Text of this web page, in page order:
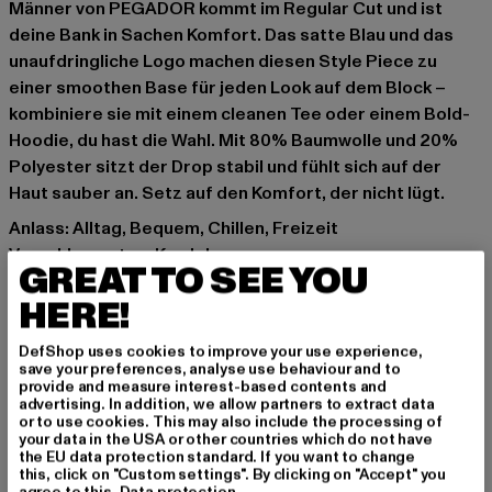
Männer von PEGADOR kommt im Regular Cut und ist
deine Bank in Sachen Komfort. Das satte Blau und das
unaufdringliche Logo machen diesen Style Piece zu
einer smoothen Base für jeden Look auf dem Block –
kombiniere sie mit einem cleanen Tee oder einem Bold-
Hoodie, du hast die Wahl. Mit 80% Baumwolle und 20%
Polyester sitzt der Drop stabil und fühlt sich auf der
Haut sauber an. Setz auf den Komfort, der nicht lügt.
Anlass: Alltag, Bequem, Chillen, Freizeit
Verschlussarten: Kordelzug
Details: Brandlogo, Einschubtaschen
Schnitt: Normal
Marke: PEGADOR
Kat.: Shorts - Sweat
Farbe: blau
Hersteller Farbe: washed twilight blue white
Materialzusammensetzung: 80% Baumwolle, 20%
Polyester
GREAT TO SEE YOU
HERE!
DefShop uses cookies to improve your use experience,
save your preferences, analyse use behaviour and to
provide and measure interest-based contents and
advertising. In addition, we allow partners to extract data
or to use cookies. This may also include the processing of
your data in the USA or other countries which do not have
the EU data protection standard. If you want to change
this, click on "Custom settings". By clicking on "Accept" you